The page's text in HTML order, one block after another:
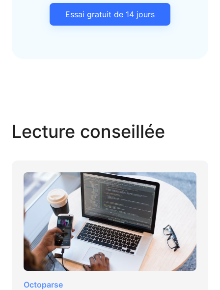
Essai gratuit de 14 jours
Lecture conseillée
Octoparse